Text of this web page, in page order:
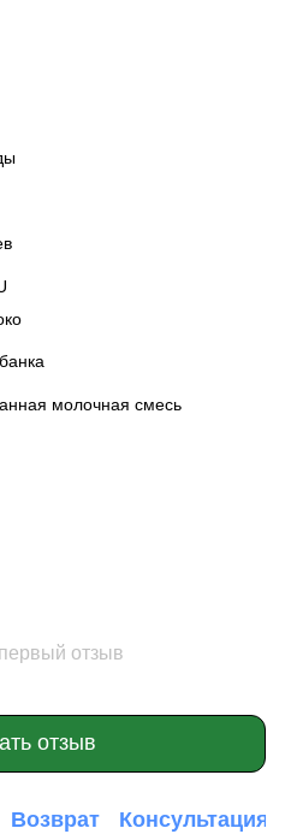
молочная смесь
отзыв
отзыв
Возврат Консультация